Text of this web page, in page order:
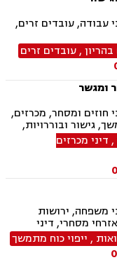
- מושבים
סכסוכי ירושה,
דיני עמותות.
עבודה, עובדים זרים,
,עובדים זרים
ומגשר
חוזים ומסחר, מכרזים,
גישור ובוררויות,
מכרזים והתקשרויות,, דיני מכרזים
משפחה, ירושות
מסחרי, דיני
חטיפת ילדים,
חוב, תיאום הורי,
, ייפוי כוח מתמשך